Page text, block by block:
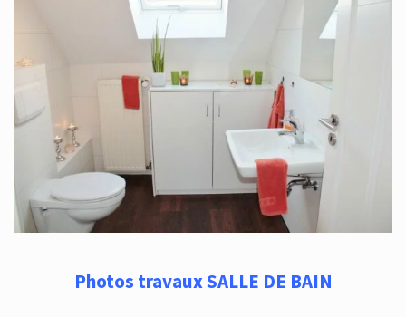
Photos travaux SALLE DE BAIN